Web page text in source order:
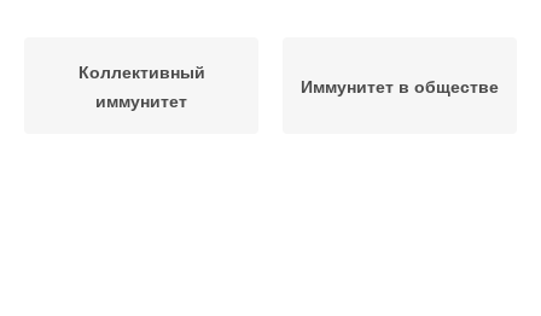
Коллективный
иммунитет
Иммунитет в обществе